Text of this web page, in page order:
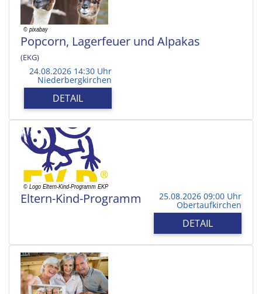
Popcorn, Lagerfeuer und Alpakas
(EKG)
24.08.2026 14:30 Uhr
Niederbergkirchen
DETAIL
Eltern-Kind-Programm 25.08.2026 09:00 Uhr
Obertaufkirchen
DETAIL